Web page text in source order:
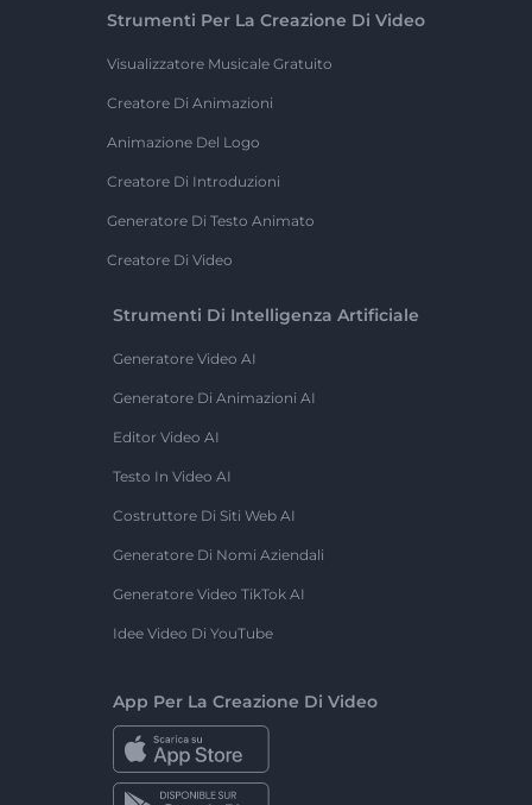
Strumenti Per La Creazione Di Video
Visualizzatore Musicale Gratuito
Creatore Di Animazioni
Animazione Del Logo
Creatore Di Introduzioni
Generatore Di Testo Animato
Creatore Di Video
Strumenti Di Intelligenza Artificiale
Generatore Video AI
Generatore Di Animazioni AI
Editor Video AI
Testo In Video AI
Costruttore Di Siti Web AI
Generatore Di Nomi Aziendali
Generatore Video TikTok AI
Idee Video Di YouTube
App Per La Creazione Di Video